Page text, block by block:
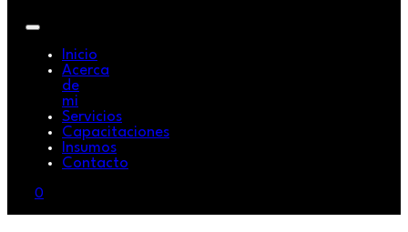
Inicio
Acerca
de
mi
Servicios
Capacitaciones
Insumos
Contacto
0